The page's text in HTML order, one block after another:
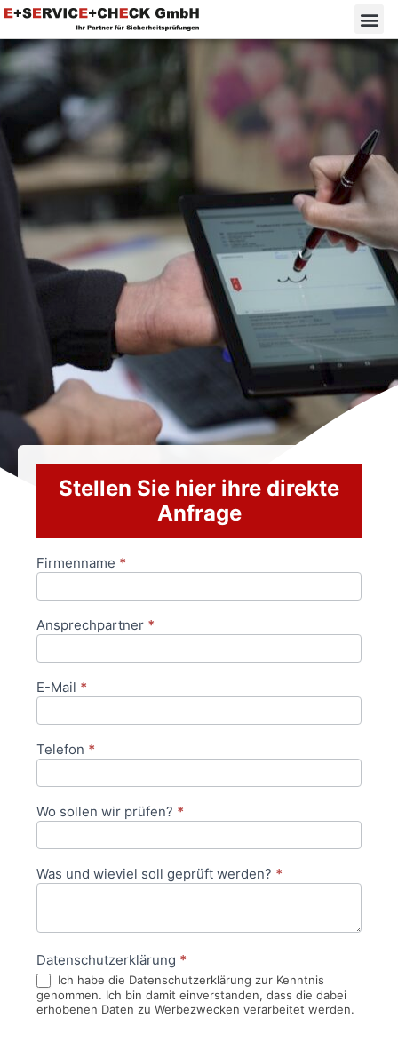
Stellen Sie hier ihre direkte
Anfrage
Anfrageformular
Firmenname *
Ansprechpartner *
E-Mail *
Telefon *
Wo sollen wir prüfen? *
Was und wieviel soll geprüft werden? *
Datenschutzerklärung *
Ich habe die Datenschutzerklärung zur Kenntnis
genommen. Ich bin damit einverstanden, dass die dabei
erhobenen Daten zu Werbezwecken verarbeitet werden.